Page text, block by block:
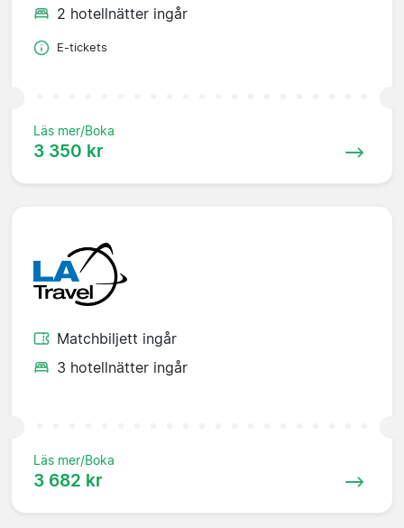
2 hotellnätter ingår
E-tickets
Läs mer/Boka
3 350 kr
Matchbiljett ingår
3 hotellnätter ingår
Läs mer/Boka
3 682 kr